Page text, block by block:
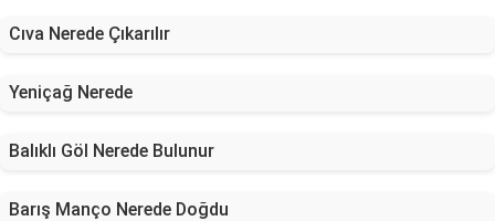
Cıva Nerede Çıkarılır
Yeniçağ Nerede
Balıklı Göl Nerede Bulunur
Barış Manço Nerede Doğdu